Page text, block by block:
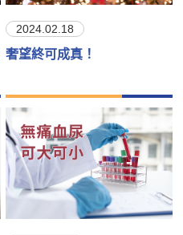
2024.02.18
奢望終可成真！